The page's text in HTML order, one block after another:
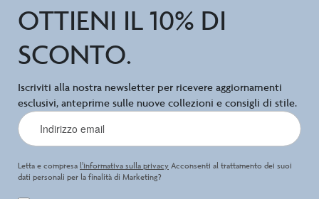
OTTIENI IL 10% DI
SCONTO.
Iscriviti alla nostra newsletter per ricevere aggiornamenti
esclusivi, anteprime sulle nuove collezioni e consigli di stile.
Letta e compresa l’informativa sulla privacy Acconsenti al trattamento dei suoi
dati personali per la finalità di Marketing?